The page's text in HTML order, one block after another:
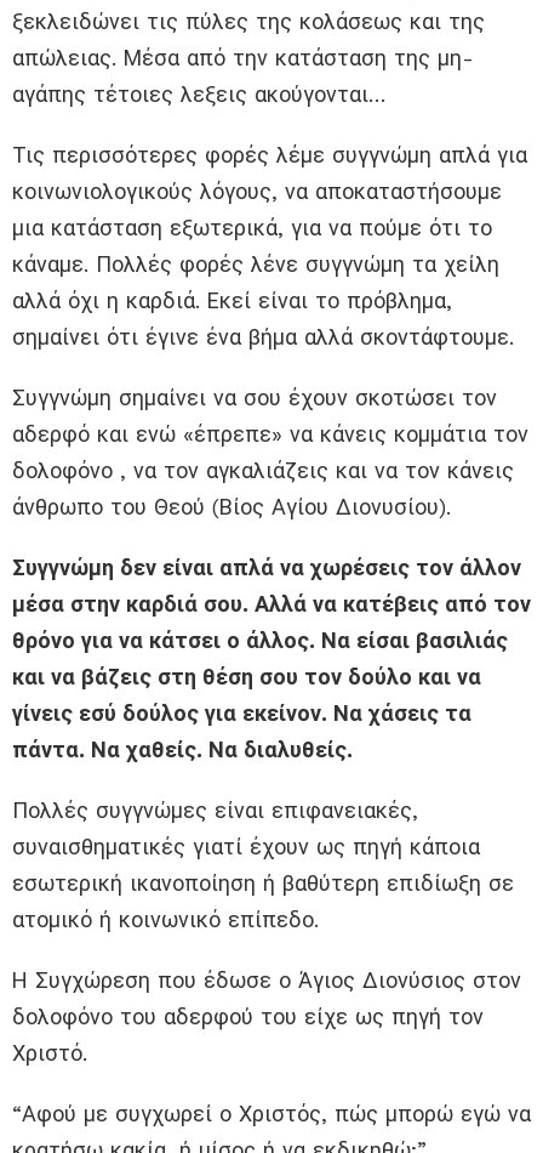
ξεκλειδώνει τις πύλες της κολάσεως και της
απώλειας. Μέσα από την κατάσταση της μη-
αγάπης τέτοιες λεξεις ακούγονται…
Τις περισσότερες φορές λέμε συγγνώμη απλά για
κοινωνιολογικούς λόγους, να αποκαταστήσουμε
μια κατάσταση εξωτερικά, για να πούμε ότι το
κάναμε. Πολλές φορές λένε συγγνώμη τα χείλη
αλλά όχι η καρδιά. Εκεί είναι το πρόβλημα,
σημαίνει ότι έγινε ένα βήμα αλλά σκοντάφτουμε.
Συγγνώμη σημαίνει να σου έχουν σκοτώσει τον
αδερφό και ενώ «έπρεπε» να κάνεις κομμάτια τον
δολοφόνο , να τον αγκαλιάζεις και να τον κάνεις
άνθρωπο του Θεού (Βίος Αγίου Διονυσίου).
Συγγνώμη δεν είναι απλά να χωρέσεις τον άλλον
μέσα στην καρδιά σου. Αλλά να κατέβεις από τον
θρόνο για να κάτσει ο άλλος. Να είσαι βασιλιάς
και να βάζεις στη θέση σου τον δούλο και να
γίνεις εσύ δούλος για εκείνον. Να χάσεις τα
πάντα. Να χαθείς. Να διαλυθείς.
Πολλές συγγνώμες είναι επιφανειακές,
συναισθηματικές γιατί έχουν ως πηγή κάποια
εσωτερική ικανοποίηση ή βαθύτερη επιδίωξη σε
ατομικό ή κοινωνικό επίπεδο.
Η Συγχώρεση που έδωσε ο Άγιος Διονύσιος στον
δολοφόνο του αδερφού του είχε ως πηγή τον
Χριστό.
“Αφού με συγχωρεί ο Χριστός, πώς μπορώ εγώ να